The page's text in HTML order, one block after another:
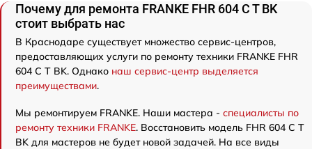
Почему для ремонта FRANKE FHR 604 C T BK
стоит выбрать нас
В Краснодаре существует множество сервис-центров,
предоставляющих услуги по ремонту техники FRANKE FHR
604 C T BK. Однако наш сервис-центр выделяется
преимуществами.
Мы ремонтируем FRANKE. Наши мастера - специалисты по
ремонту техники FRANKE. Восстановить модель FHR 604 C T
BK для мастеров не будет новой задачей. На все виды